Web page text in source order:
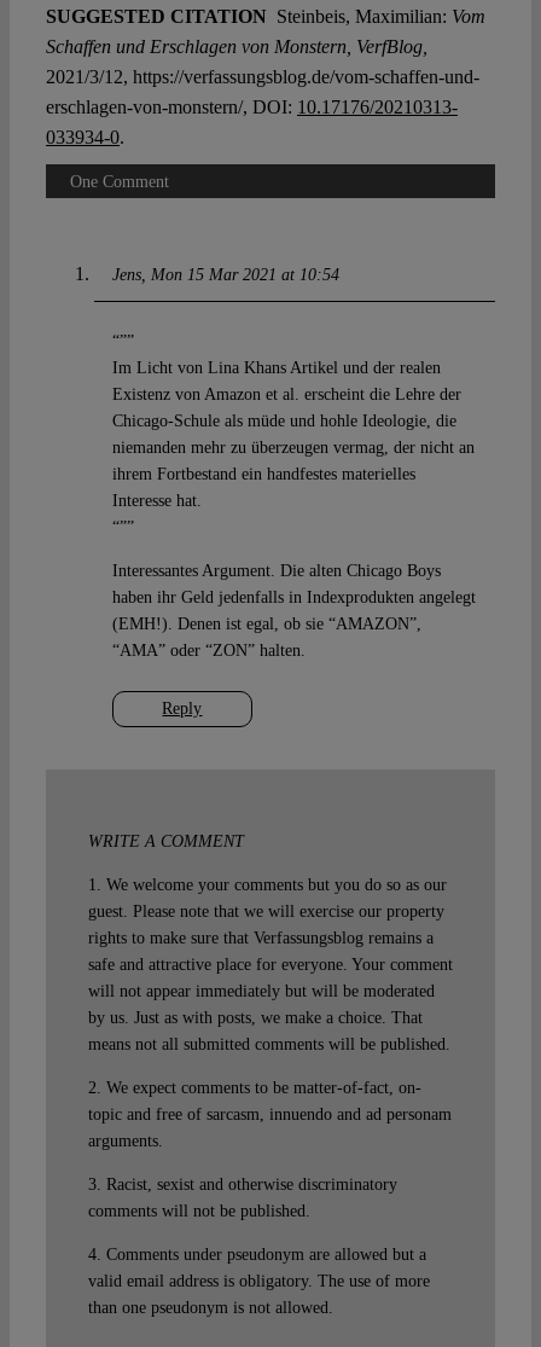
SUGGESTED CITATION Steinbeis, Maximilian: Vom
Schaffen und Erschlagen von Monstern, VerfBlog,
2021/3/12, https://verfassungsblog.de/vom-schaffen-und-
erschlagen-von-monstern/, DOI: 10.17176/20210313-
033934-0.
One Comment
Jens Mon 15 Mar 2021 at 10:54
Reply
“””
Im Licht von Lina Khans Artikel und der realen
Existenz von Amazon et al. erscheint die Lehre der
Chicago-Schule als müde und hohle Ideologie, die
niemanden mehr zu überzeugen vermag, der nicht an
ihrem Fortbestand ein handfestes materielles
Interesse hat.
“””
Interessantes Argument. Die alten Chicago Boys
haben ihr Geld jedenfalls in Indexprodukten angelegt
(EMH!). Denen ist egal, ob sie “AMAZON”,
“AMA” oder “ZON” halten.
WRITE A COMMENT
1. We welcome your comments but you do so as our
guest. Please note that we will exercise our property
rights to make sure that Verfassungsblog remains a
safe and attractive place for everyone. Your comment
will not appear immediately but will be moderated
by us. Just as with posts, we make a choice. That
means not all submitted comments will be published.
2. We expect comments to be matter-of-fact, on-
topic and free of sarcasm, innuendo and ad personam
arguments.
3. Racist, sexist and otherwise discriminatory
comments will not be published.
4. Comments under pseudonym are allowed but a
valid email address is obligatory. The use of more
than one pseudonym is not allowed.